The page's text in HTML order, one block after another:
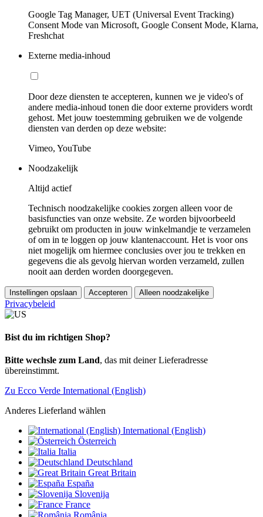
Google Tag Manager, UET (Universal Event Tracking)
Consent Mode van Microsoft, Google Consent Mode, Klarna,
Freshchat
Externe media-inhoud
Door deze diensten te accepteren, kunnen we je video's of
andere media-inhoud tonen die door externe providers wordt
gehost. Met jouw toestemming gebruiken we de volgende
diensten van derden op deze website:
Vimeo, YouTube
Noodzakelijk
Altijd actief
Technisch noodzakelijke cookies zorgen alleen voor de
basisfuncties van onze website. Ze worden bijvoorbeeld
gebruikt om producten in jouw winkelmandje te verzamelen
of om in te loggen op jouw klantenaccount. Het is voor ons
niet mogelijk om hiermee conclusies over jou te trekken en
gegevens die als gevolg hiervan worden verzameld, zullen
nooit aan derden worden doorgegeven.
Instellingen opslaan Accepteren Alleen noodzakelijke
Privacybeleid
Bist du im richtigen Shop?
Bitte wechsle zum Land, das mit deiner Lieferadresse
übereinstimmt.
Zu Ecco Verde International (English)
Anderes Lieferland wählen
International (English)
Österreich
Italia
Deutschland
Great Britain
España
Slovenija
France